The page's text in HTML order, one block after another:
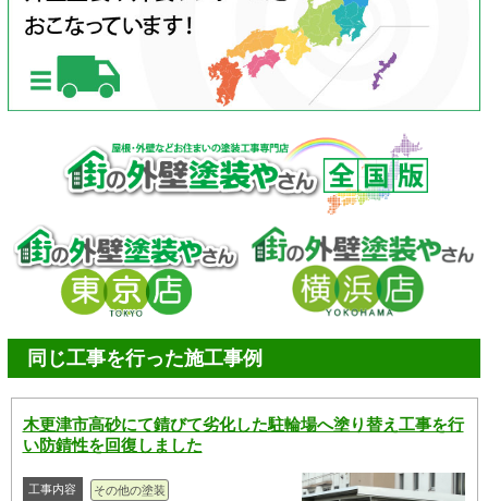
同じ工事を行った施工事例
木更津市高砂にて錆びて劣化した駐輪場へ塗り替え工事を行
い防錆性を回復しました
工事内容 その他の塗装